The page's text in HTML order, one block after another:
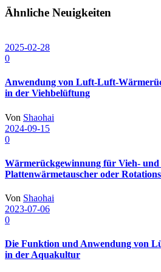
Ähnliche Neuigkeiten
2025-02-28
0
Anwendung von Luft-Luft-
in der Viehbelüftung
Von Shaohai
2024-09-15
0
Wärmerückgewinnung für Vieh- und
Plattenwärmetauscher oder
Von Shaohai
2023-07-06
0
Die Funktion und Anwendung von
in der Aquakultur